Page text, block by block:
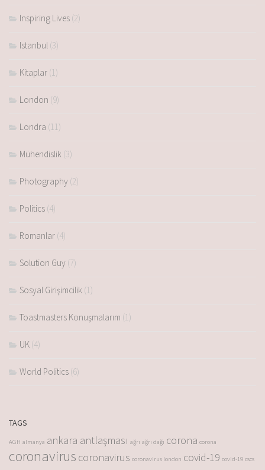
Inspiring Lives (2)
Istanbul (3)
Kitaplar (1)
London (9)
Londra (11)
Mühendislik (3)
Photography (2)
Politics (4)
Romanlar (4)
Solution Guy (7)
Sosyal Girişimcilik (1)
Toastmasters Konuşmalarım (1)
UK (4)
World Politics (6)
TAGS
AGH almanya ankara antlaşması ağrı ağrı dağı corona corona
coronavirus coronavirus coronavirus london covid-19 covid-19 cscs